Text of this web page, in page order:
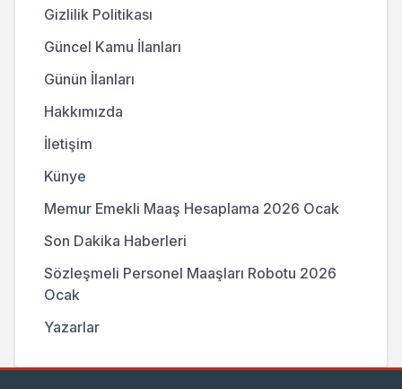
Gizlilik Politikası
Güncel Kamu İlanları
Günün İlanları
Hakkımızda
İletişim
Künye
Memur Emekli Maaş Hesaplama 2026 Ocak
Son Dakika Haberleri
Sözleşmeli Personel Maaşları Robotu 2026
Ocak
Yazarlar